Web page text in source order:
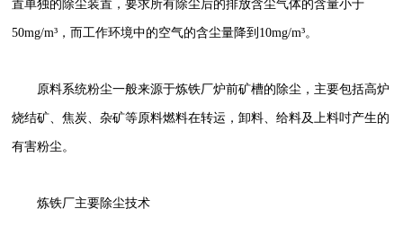
置单独的除尘装置，要求所有除尘后的排放含尘气体的含量小于
50mg/m³，而工作环境中的空气的含尘量降到10mg/m³。
原料系统粉尘一般来源于炼铁厂炉前矿槽的除尘，主要包括高炉
烧结矿、焦炭、杂矿等原料燃料在转运，卸料、给料及上料吋产生的
有害粉尘。
炼铁厂主要除尘技术